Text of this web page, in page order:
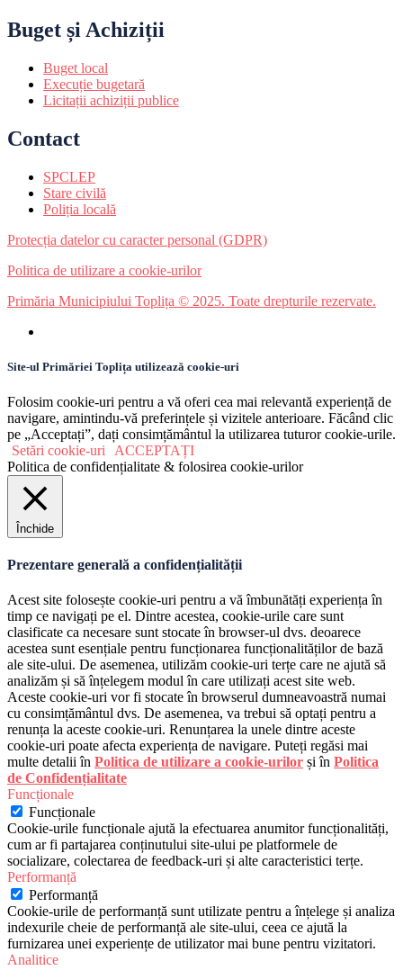
Buget și Achiziții
Buget local
Execuție bugetară
Licitații achiziții publice
Contact
SPCLEP
Stare civilă
Poliția locală
Protecția datelor cu caracter personal (GDPR)
Politica de utilizare a cookie-urilor
Primăria Municipiului Toplița © 2025. Toate drepturile rezervate.
Site-ul Primăriei Toplița utilizează cookie-uri
Folosim cookie-uri pentru a vă oferi cea mai relevantă experiență de
navigare, amintindu-vă preferințele și vizitele anterioare. Făcând clic
pe „Acceptați”, dați consimțământul la utilizarea tuturor cookie-urile.
Setări cookie-uri
ACCEPTAȚI
Politica de confidențialitate & folosirea cookie-urilor
Închide
Prezentare generală a confidențialității
Acest site folosește cookie-uri pentru a vă îmbunătăți experiența în
timp ce navigați pe el. Dintre acestea, cookie-urile care sunt
clasificate ca necesare sunt stocate în browser-ul dvs. deoarece
acestea sunt esențiale pentru funcționarea funcționalităților de bază
ale site-ului. De asemenea, utilizăm cookie-uri terțe care ne ajută să
analizăm și să înțelegem modul în care utilizați acest site web.
Aceste cookie-uri vor fi stocate în browserul dumneavoastră numai
cu consimțământul dvs. De asemenea, va trebui să optați pentru a
renunța la aceste cookie-uri. Renunțarea la unele dintre aceste
cookie-uri poate afecta experiența de navigare. Puteți regăsi mai
multe detalii în Politica de utilizare a cookie-urilor și în Politica
de Confidențialitate
Funcționale
Funcționale
Cookie-urile funcționale ajută la efectuarea anumitor funcționalități,
cum ar fi partajarea conținutului site-ului pe platformele de
socializare, colectarea de feedback-uri și alte caracteristici terțe.
Performanță
Performanță
Cookie-urile de performanță sunt utilizate pentru a înțelege și analiza
indexurile cheie de performanță ale site-ului, ceea ce ajută la
furnizarea unei experiențe de utilizator mai bune pentru vizitatori.
Analitice